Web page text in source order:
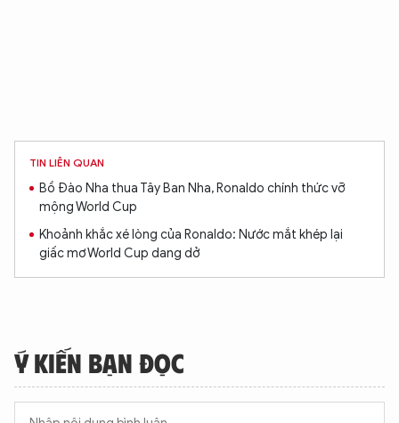
TIN LIÊN QUAN
Bồ Đào Nha thua Tây Ban Nha, Ronaldo chính thức vỡ
mộng World Cup
Khoảnh khắc xé lòng của Ronaldo: Nước mắt khép lại
giấc mơ World Cup dang dở
Ý KIẾN BẠN ĐỌC